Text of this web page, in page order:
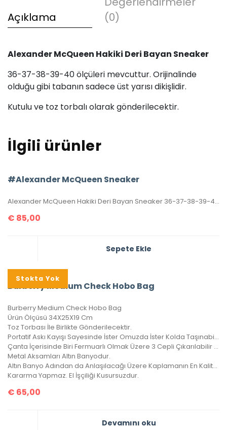
Açıklama
(0)
Alexander McQueen Hakiki Deri Bayan Sneaker
36-37-38-39-40 ölçüleri mevcuttur. Orijinalinde
olduğu gibi tabanın sadece üst yarısı dikişlidir.
Kutulu ve toz torbalı olarak gönderilecektir.
İlgili ürünler
#Alexander McQueen Sneaker
Alexander McQueen Hakiki Deri Bayan Sneaker 36-37-38-39-40 ölçüler. Orjinalinde olduğu gibi, tabanın sadece üst yarısı dikişlidir. Kutulu, toz torbalıdır.
€ 85,00
Sepete Ekle
Stokta Yok
Burberry Medium Check Hobo Bag
Burberry Medium Check Hobo Bag
Ürün Ölçüsü 34X25X19 Cm
Toz Torbası İle Birlikte Gönderilecektir.
Portatif Askı Kayışı Sayesinde İster Omuzda İster Kolda Taşınabilir.
Çanta İçerisinde Biri Fermuarlı Olmak Üzere 3 Cepli Çıkarılabilir Cüzdanı Vardır.
Metal Aksamları Altın Banyodur.
Altın Banyo Adından da Anlaşılacağı Üzere Kaplamanın En Kaliteli Olanıdır.
Kararma Yapmaz. El İşçiliği Kusursuzdur.
€ 65,00
Devamını oku